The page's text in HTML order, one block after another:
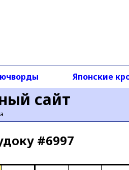
сайт
Японские
#6997